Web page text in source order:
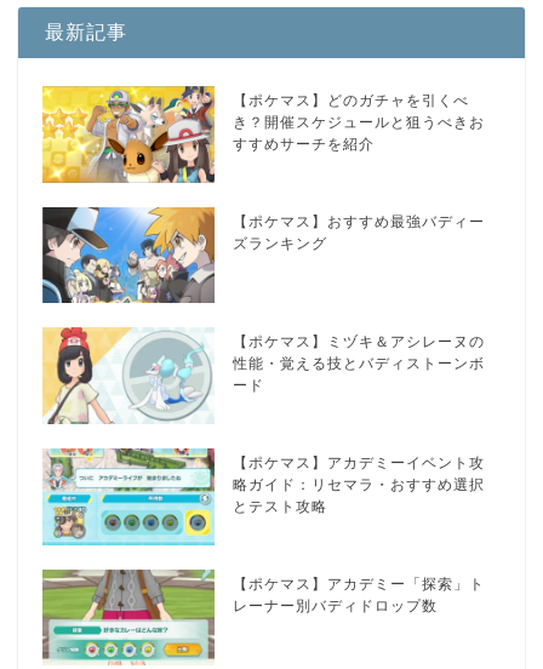
最新記事
【ポケマス】どのガチャを引くべ
き？開催スケジュールと狙うべきお
すすめサーチを紹介
【ポケマス】おすすめ最強バディー
ズランキング
【ポケマス】ミヅキ＆アシレーヌの
性能・覚える技とバディストーンボ
ード
【ポケマス】アカデミーイベント攻
略ガイド：リセマラ・おすすめ選択
とテスト攻略
【ポケマス】アカデミー「探索」ト
レーナー別バディドロップ数